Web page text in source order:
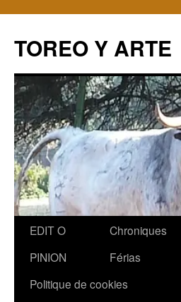
TOREO Y ARTE
Aller
contenu
EDIT O
PINION
Chroniques
Férias
Politique de cookies